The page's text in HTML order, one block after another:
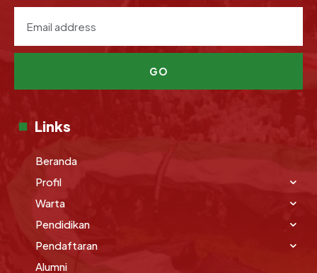
GO
Links
Beranda
Profil
Warta
Pendidikan
Pendaftaran
Alumni